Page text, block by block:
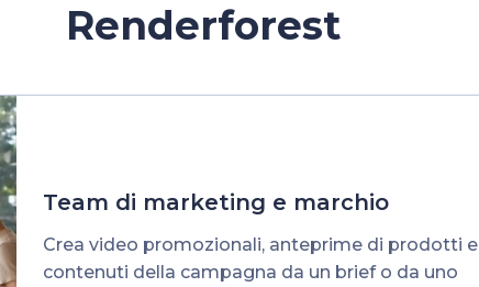
Renderforest
Team di marketing e marchio
Crea video promozionali, anteprime di prodotti e
contenuti della campagna da un brief o da uno